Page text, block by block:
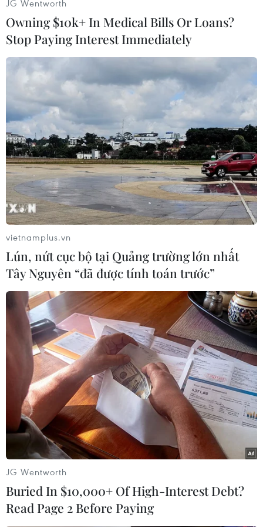
(Vietnam+)
#Máy bay Rafale
#Thương lượng
#Hợp đồng #Bất đồng
#Ký kết
Ấn Độ
Pháp
Theo dõi VietnamPlus
TIN LIÊN QUAN
JG Wentworth
Owning $10k+ In Medical Bills Or Loans?
Stop Paying Interest Immediately
vietnamplus.vn
Lún, nứt cục bộ tại Quảng trường lớn nhất
Tây Nguyên “đã được tính toán trước”
JG Wentworth
Buried In $10,000+ Of High-Interest Debt?
Read Page 2 Before Paying